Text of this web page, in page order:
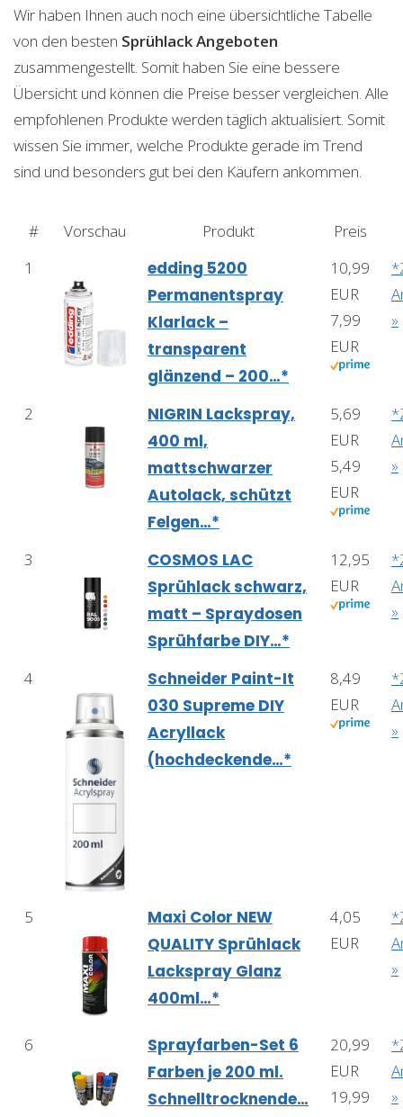
Wir haben Ihnen auch noch eine übersichtliche Tabelle
von den besten SprühlackAngeboten
zusammengestellt. Somit haben Sie eine bessere
Übersicht und können die Preise besser vergleichen. Alle
empfohlenen Produkte werden täglich aktualisiert. Somit
wissen Sie immer, welche Produkte gerade im Trend
sind und besonders gut bei den Käufern ankommen.
# Vorschau Produkt
Preis
1
edding 5200
Permanentspray
Klarlack –
transparent
glänzend – 200…*
10,99
EUR
7,99
EUR
»
2
NIGRIN Lackspray,
400 ml,
mattschwarzer
Autolack, schützt
Felgen…*
5,69
EUR
5,49
EUR
»
3
COSMOS LAC
Sprühlack schwarz,
matt – Spraydosen
Sprühfarbe DIY…*
12,95
EUR
»
4
Schneider Paint-It
030 Supreme DIY
Acryllack
(hochdeckende…*
8,49
EUR
»
5
Maxi Color NEW
QUALITY Sprühlack
Lackspray Glanz
400ml…*
4,05
EUR
»
6
Sprayfarben-Set 6
Farben je 200 ml.
Schnelltrocknende…
20,99
EUR
19,99
»